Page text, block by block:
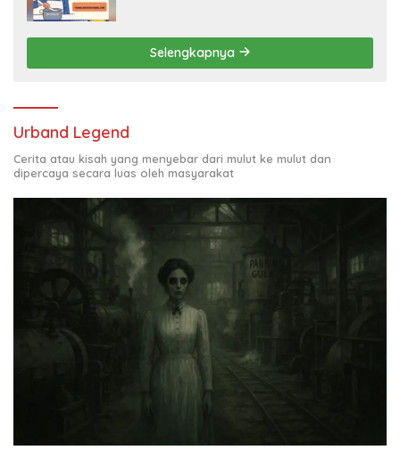
Selengkapnya
Urband Legend
Cerita atau kisah yang menyebar dari mulut ke mulut dan
dipercaya secara luas oleh masyarakat